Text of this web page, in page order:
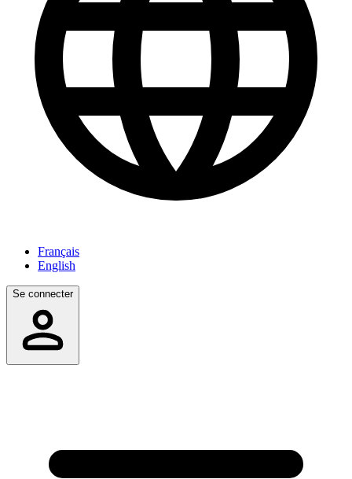
Français
English
Se connecter